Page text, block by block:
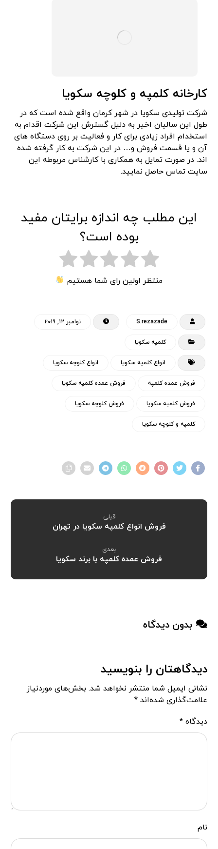
کارخانه کلمپه و کلوچه سکویا
شرکت تولیدی سکویا در شهر کرمان واقع شده است که در
طول این سالیان اخیر به دلیل گسترش این شرکت اقدام به
استخدام افراد زیادی برای کار و فعالیت بر روی دستگاه های
آن و یا قسمت فروش و… در این شرکت به کار گرفته شده
اند. در صورت تمایل به همکاری با کارشناس مربوطه این
سایت تماس حاصل نمایید.
این مطلب چه اندازه برایتان مفید
بوده است؟
منتظر اولین رای شما هستیم
S.rezazade نوامبر ۱۲, ۲۰۱۹
کلمپه سکویا
انواع کلمپه سکویا انواع کلوچه سکویا
فروش عمده کلمپه فروش عمده کلمپه سکویا
فروش کلمپه سکویا فروش کلوچه سکویا
کلمپه و کلوچه سکویا
قبلی
فروش انواع کلمپه سکویا در تهران
بعدی
فروش عمده کلمپه با برند سکویا
بدون دیدگاه
دیدگاهتان را بنویسید
نشانی ایمیل شما منتشر نخواهد شد. بخش‌های موردنیاز
علامت‌گذاری شده‌اند*
دیدگاه*
نام